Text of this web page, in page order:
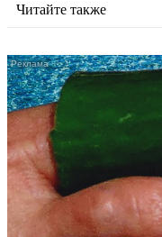
Читайте также